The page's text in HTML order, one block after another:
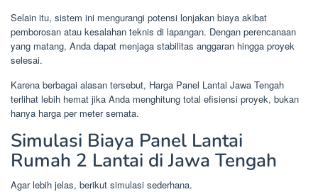
Selain itu, sistem ini mengurangi potensi lonjakan biaya akibat
pemborosan atau kesalahan teknis di lapangan. Dengan perencanaan
yang matang, Anda dapat menjaga stabilitas anggaran hingga proyek
selesai.
Karena berbagai alasan tersebut, Harga Panel Lantai Jawa Tengah
terlihat lebih hemat jika Anda menghitung total efisiensi proyek, bukan
hanya harga per meter semata.
Simulasi Biaya Panel Lantai
Rumah 2 Lantai di Jawa Tengah
Agar lebih jelas, berikut simulasi sederhana.